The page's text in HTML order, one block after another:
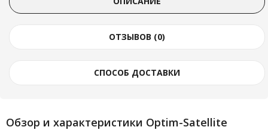
ОТЗЫВОВ (0)
СПОСОБ ДОСТАВКИ
Обзор и характеристики Optim-Satellite